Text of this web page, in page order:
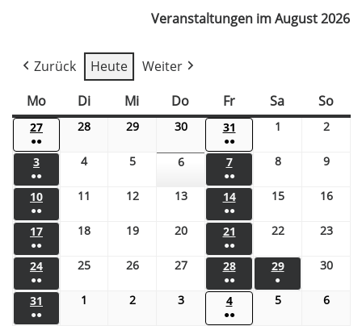
Veranstaltungen im August 2026
Zurück Heute
Weiter
Mo
Di Mi Do Fr Sa So
27
●●
28 29 30 31
●●
1 2
3
●●
4 5 6 7
●●
8 9
10
●●
11 12 13 14
●●
15 16
17
●●
18 19 20 21
●●
22 23
24
●●
25 26 27 28
●●
29
●
30
31
●●
1 2 3 4
●●
5 6